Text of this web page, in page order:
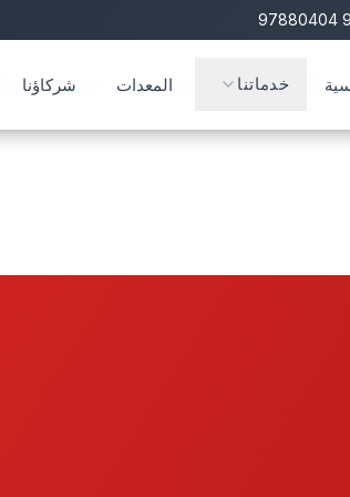
خدماتنا المعدات شركاؤنا خدماتنا المعدات شركاؤنا